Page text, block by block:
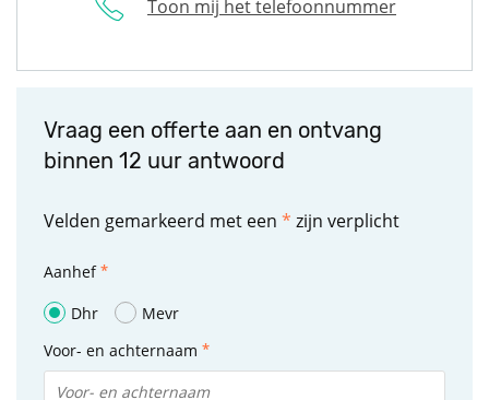
Toon mij het telefoonnummer
Vraag een offerte aan en ontvang
binnen 12 uur antwoord
Velden gemarkeerd met een * zijn verplicht
Aanhef
Dhr
Mevr
Voor- en achternaam